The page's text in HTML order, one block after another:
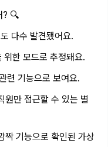
? 🔍
다수 발견됐어요.
한 모드로 추정돼요.
련 기능으로 보여요.
만 접근할 수 있는 별
기능으로 확인된 가상